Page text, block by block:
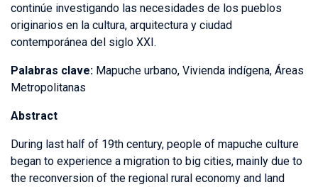
continúe investigando las necesidades de los pueblos
originarios en la cultura, arquitectura y ciudad
contemporánea del siglo XXI.
Palabras clave: Mapuche urbano, Vivienda indígena, Áreas
Metropolitanas
Abstract
During last half of 19th century, people of mapuche culture
began to experience a migration to big cities, mainly due to
the reconversion of the regional rural economy and land